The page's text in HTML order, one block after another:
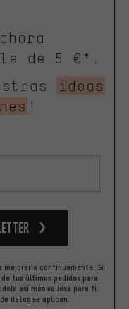
de 5 €*.
ideas
!
mejorarla continuamente. Si
tus últimos pedidos para
así más valiosa para ti.
datos se aplican.